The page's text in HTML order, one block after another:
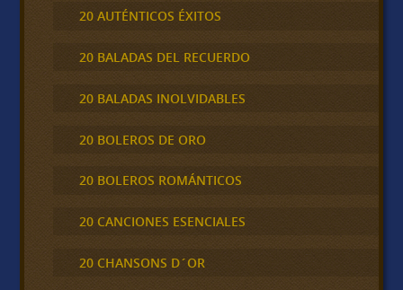
20 AUTÉNTICOS ÉXITOS
20 BALADAS DEL RECUERDO
20 BALADAS INOLVIDABLES
20 BOLEROS DE ORO
20 BOLEROS ROMÁNTICOS
20 CANCIONES ESENCIALES
20 CHANSONS D´OR